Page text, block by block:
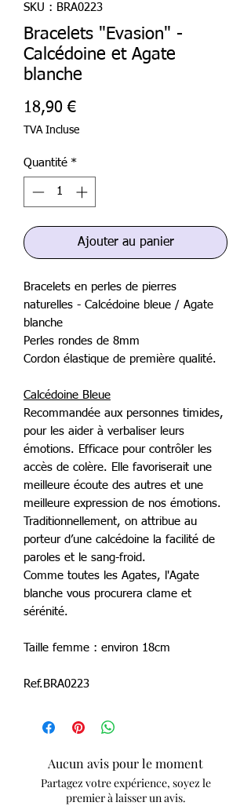
SKU : BRA0223
Bracelets "Evasion" -
Calcédoine et Agate
blanche
18,90 €Prix
TVA Incluse
Quantité *
Ajouter au panier
Bracelets en perles de pierres
naturelles - Calcédoine bleue / Agate
blanche
Perles rondes de 8mm
Cordon élastique de première qualité.
Calcédoine Bleue
Recommandée aux personnes timides,
pour les aider à verbaliser leurs
émotions. Efficace pour contrôler les
accès de colère. Elle favoriserait une
meilleure écoute des autres et une
meilleure expression de nos émotions.
Traditionnellement, on attribue au
porteur d’une calcédoine la facilité de
paroles et le sang-froid.
Comme toutes les Agates, l'Agate
blanche vous procurera clame et
sérénité.
Taille femme : environ 18cm
Ref.BRA0223
Aucun avis pour le moment
Partagez votre expérience, soyez le
premier à laisser un avis.